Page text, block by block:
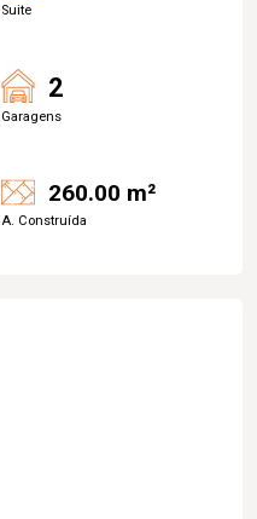
Suite
2
Garagens
260.00 m²
A. Construída